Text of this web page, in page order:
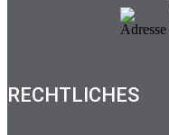
RECHTLICHES